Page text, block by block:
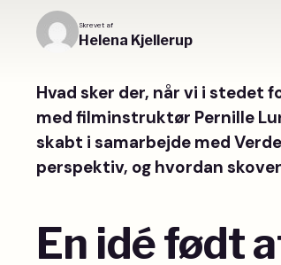
Skrevet af
Helena Kjellerup
Hvad sker der, når vi i
med filminstruktør Pernille
skabt i samarbejde med
perspektiv, og hvordan
En idé født